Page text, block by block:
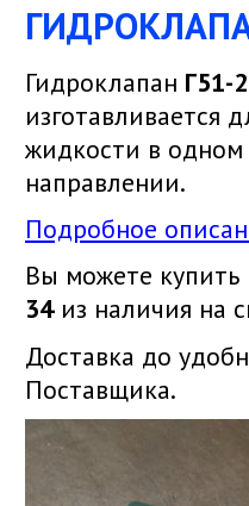
Гидроклапан Г51-
изготавливается
жидкости в одном
направлении.
Подробное
Вы можете
34 из наличия на
Доставка до
Поставщика.